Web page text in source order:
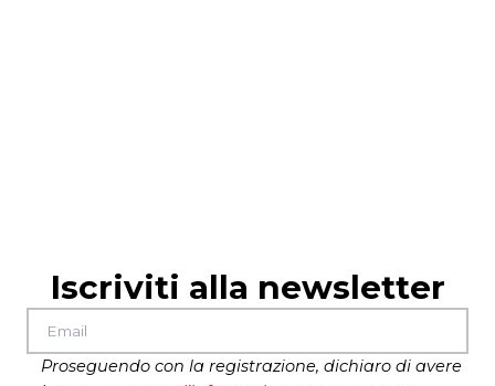
Iscriviti alla newsletter
Proseguendo con la registrazione, dichiaro di avere